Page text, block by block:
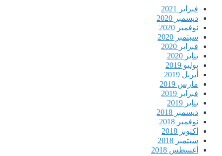
فبراير 2021
ديسمبر 2020
نوفمبر 2020
سبتمبر 2020
فبراير 2020
يناير 2020
يوليو 2019
أبريل 2019
مارس 2019
فبراير 2019
يناير 2019
ديسمبر 2018
نوفمبر 2018
أكتوبر 2018
سبتمبر 2018
أغسطس 2018